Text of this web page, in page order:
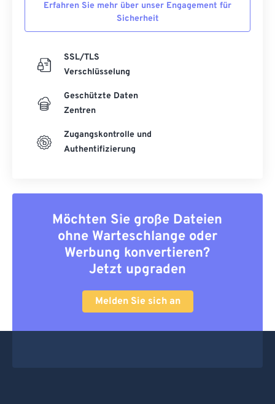
Erfahren Sie mehr über unser Engagement für
Sicherheit
SSL/TLS
Verschlüsselung
Geschützte Daten
Zentren
Zugangskontrolle und
Authentifizierung
Möchten Sie große Dateien
ohne Warteschlange oder
Werbung konvertieren?
Jetzt upgraden
Melden Sie sich an